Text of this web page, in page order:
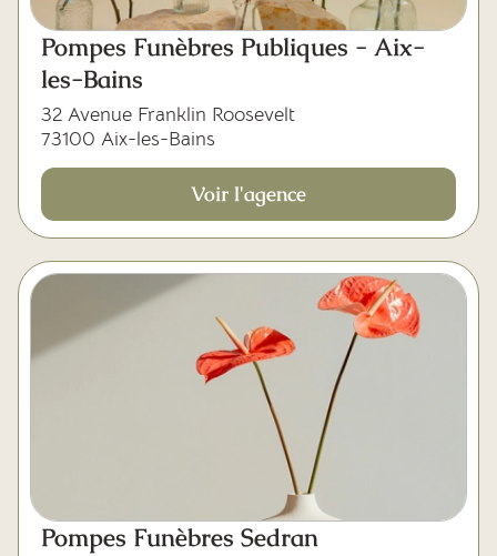
Pompes Funèbres Publiques - Aix-
les-Bains
32 Avenue Franklin Roosevelt
73100 Aix-les-Bains
Voir l'agence
Pompes Funèbres Sedran